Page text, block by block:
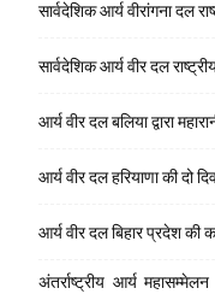
सार्वदेशिक आर्य वीरांगना दल
सार्वदेशिक आर्य वीर दल
आर्य वीर दल बलिया द्वारा
आर्य वीर दल हरियाणा की दो
आर्य वीर दल बिहार प्रदेश की
अंतर्राष्ट्रीय आर्य